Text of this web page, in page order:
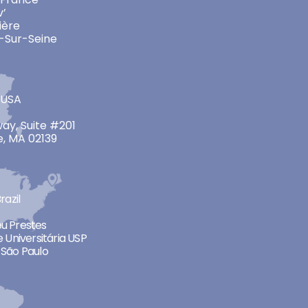
Seine
Suite #201
MA 02139
Prestes
Universitária USP
Paulo